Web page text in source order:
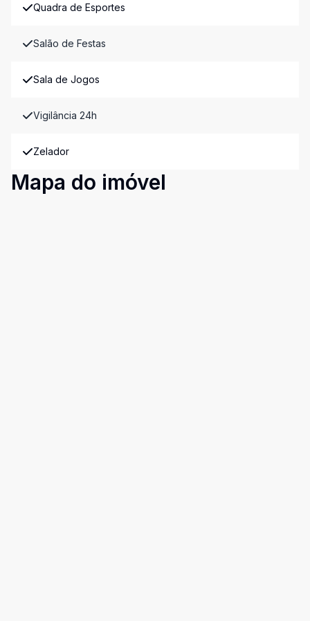
Quadra de Esportes
Salão de Festas
Sala de Jogos
Vigilância 24h
Zelador
Mapa do imóvel